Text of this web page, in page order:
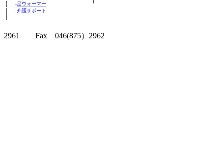
│ ├足ウォーマー
│ └介護サポート
2961 Fax 046(875）2962